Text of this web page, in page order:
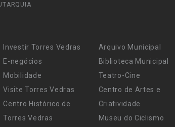
Investir Torres Vedras
E-negócios
Mobilidade
Visite Torres Vedras
Centro Histórico de
Torres Vedras
Arquivo Municipal
Biblioteca Municipal
Teatro-Cine
Centro de Artes e
Criatividade
Museu do Ciclismo